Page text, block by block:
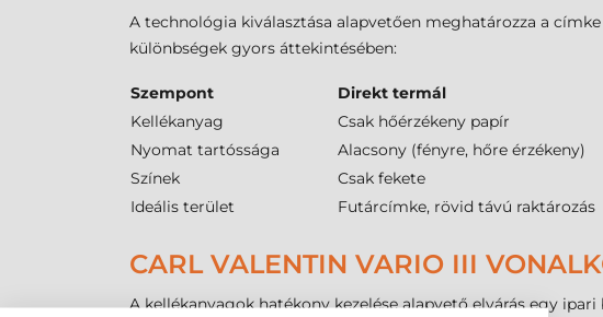
A technológia kiválasztása alapvetően meghatározza a
különbségek gyors áttekintésében:
Szempont Direkt termál
Kellékanyag
Csak hőérzékeny papír
Nyomat tartóssága
Alacsony (fényre, hőre érzékeny)
Színek
Csak fekete
Ideális terület
Futárcímke, rövid távú raktározás
CARL VALENTIN VARIO III
A kellékanyagok hatékony kezelése alapvető elvárás egy ipari